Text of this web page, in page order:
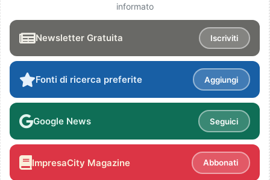
informato
Newsletter Gratuita Iscriviti
Fonti di ricerca preferite Aggiungi
Google News Seguici
ImpresaCity Magazine Abbonati